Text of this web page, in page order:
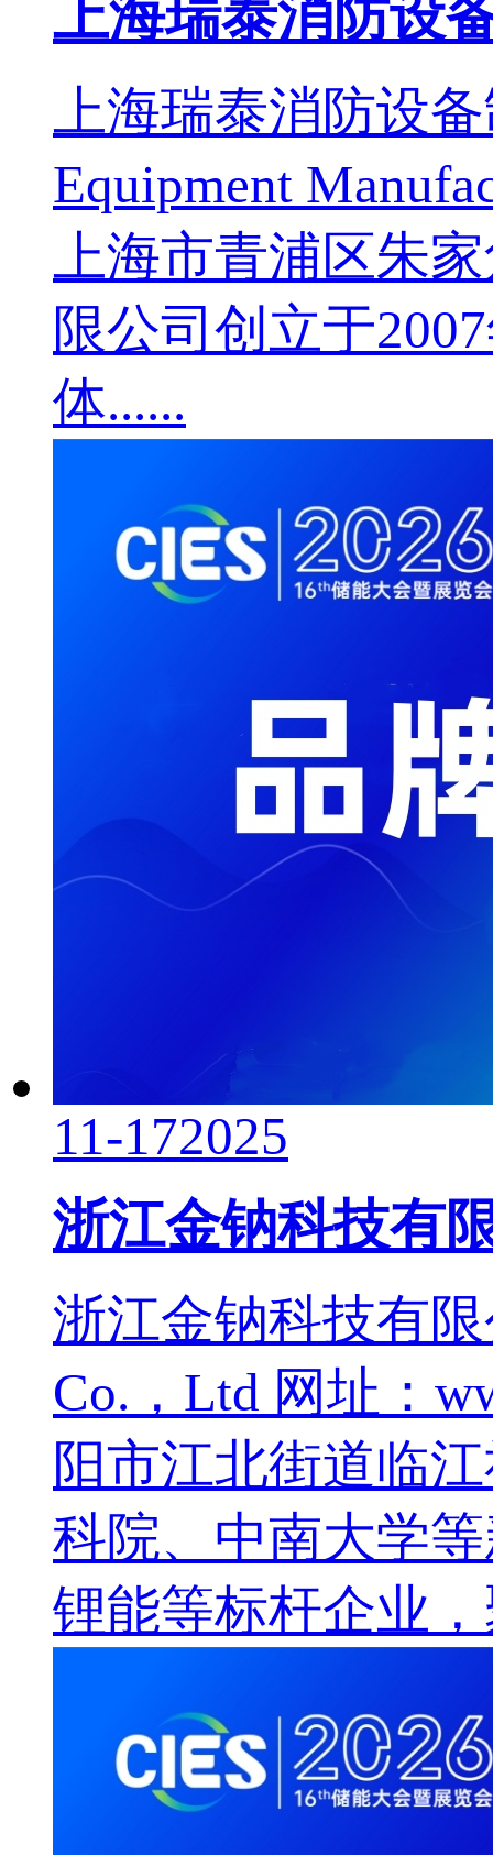
上海瑞泰消防设
上海瑞泰消防设
Equipment
上海市青浦区朱
限公司创立于
体......
11-172025
浙江金钠科技有
浙江金钠科技有限
Co.，Ltd 网址：
阳市江北街道临
科院、中南大学
锂能等标杆企业